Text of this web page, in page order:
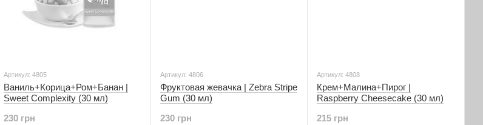
Артикул: 4805
Ваниль+Корица+Ром+Банан |
Sweet Complexity (30 мл)
230 грн
Артикул: 4806
Фруктовая жевачка | Zebra Stripe
Gum (30 мл)
230 грн
Артикул: 4808
Крем+Малина+Пирог |
Raspberry Cheesecake (30 мл)
215 грн